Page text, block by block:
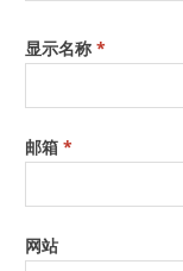
显示名称*
邮箱*
网站